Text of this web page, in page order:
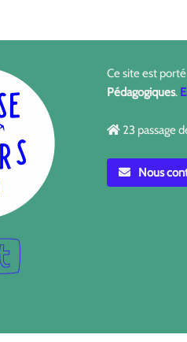
Ce site est
Pédagogiques.
23 passage
Nous